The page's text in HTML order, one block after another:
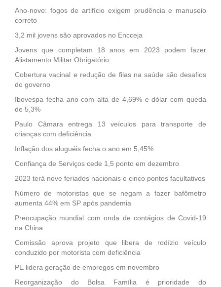
Ano-novo: fogos de artifício exigem prudência e manuseio
correto
3,2 mil jovens são aprovados no Encceja
Jovens que completam 18 anos em 2023 podem fazer
Alistamento Militar Obrigatório
Cobertura vacinal e redução de filas na saúde são desafios
do governo
Ibovespa fecha ano com alta de 4,69% e dólar com queda
de 5,3%
Paulo Câmara entrega 13 veículos para transporte de
crianças com deficiência
Inflação dos aluguéis fecha o ano em 5,45%
Confiança de Serviços cede 1,5 ponto em dezembro
2023 terá nove feriados nacionais e cinco pontos facultativos
Número de motoristas que se negam a fazer bafômetro
aumenta 44% em SP após pandemia
Preocupação mundial com onda de contágios de Covid-19
na China
Comissão aprova projeto que libera de rodízio veículo
conduzido por motorista com deficiência
PE lidera geração de empregos em novembro
Reorganização do Bolsa Família é prioridade do